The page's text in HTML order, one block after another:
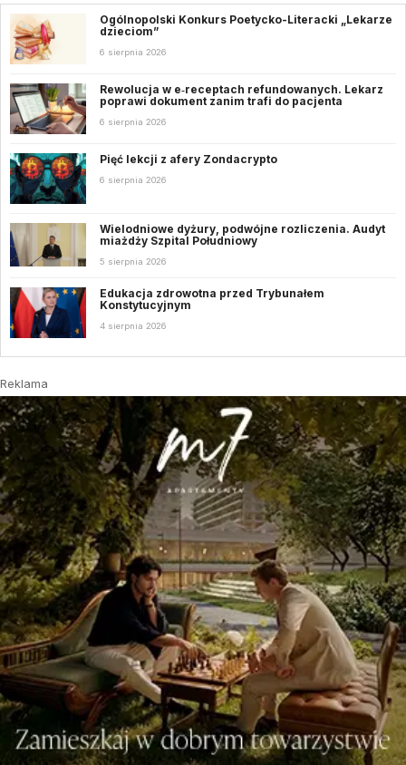
Ogólnopolski Konkurs Poetycko-Literacki „Lekarze
dzieciom”
6 sierpnia 2026
Rewolucja w e‑receptach refundowanych. Lekarz
poprawi dokument zanim trafi do pacjenta
6 sierpnia 2026
Pięć lekcji z afery Zondacrypto
6 sierpnia 2026
Wielodniowe dyżury, podwójne rozliczenia. Audyt
miażdży Szpital Południowy
5 sierpnia 2026
Edukacja zdrowotna przed Trybunałem
Konstytucyjnym
4 sierpnia 2026
Reklama